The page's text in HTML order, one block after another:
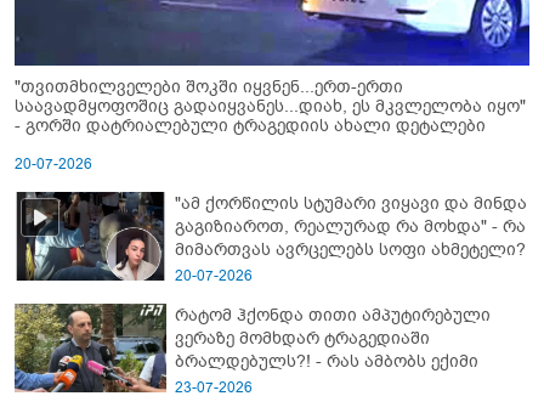
"თვითმხილველები შოკში იყვნენ...ერთ-ერთი
საავადმყოფოშიც გადაიყვანეს...დიახ, ეს მკვლელობა იყო"
- გორში დატრიალებული ტრაგედიის ახალი დეტალები
20-07-2026
"ამ ქორწილის სტუმარი ვიყავი და მინდა
გაგიზიაროთ, რეალურად რა მოხდა" - რა
მიმართვას ავრცელებს სოფი ახმეტელი?
20-07-2026
რატომ ჰქონდა თითი ამპუტირებული
ვერაზე მომხდარ ტრაგედიაში
ბრალდებულს?! - რას ამბობს ექიმი
23-07-2026